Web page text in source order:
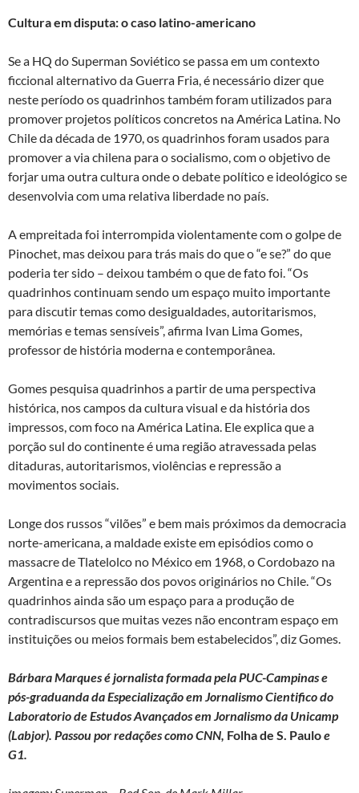
Cultura em disputa: o caso latino-americano
Se a HQ do Superman Soviético se passa em um contexto
ficcional alternativo da Guerra Fria, é necessário dizer que
neste período os quadrinhos também foram utilizados para
promover projetos políticos concretos na América Latina. No
Chile da década de 1970, os quadrinhos foram usados para
promover a via chilena para o socialismo, com o objetivo de
forjar uma outra cultura onde o debate político e ideológico se
desenvolvia com uma relativa liberdade no país.
A empreitada foi interrompida violentamente com o golpe de
Pinochet, mas deixou para trás mais do que o “e se?” do que
poderia ter sido – deixou também o que de fato foi. “Os
quadrinhos continuam sendo um espaço muito importante
para discutir temas como desigualdades, autoritarismos,
memórias e temas sensíveis”, afirma Ivan Lima Gomes,
professor de história moderna e contemporânea.
Gomes pesquisa quadrinhos a partir de uma perspectiva
histórica, nos campos da cultura visual e da história dos
impressos, com foco na América Latina. Ele explica que a
porção sul do continente é uma região atravessada pelas
ditaduras, autoritarismos, violências e repressão a
movimentos sociais.
Longe dos russos “vilões” e bem mais próximos da democracia
norte-americana, a maldade existe em episódios como o
massacre de Tlatelolco no México em 1968, o Cordobazo na
Argentina e a repressão dos povos originários no Chile. “Os
quadrinhos ainda são um espaço para a produção de
contradiscursos que muitas vezes não encontram espaço em
instituições ou meios formais bem estabelecidos”, diz Gomes.
Bárbara Marques é jornalista formada pela PUC-Campinas e
pós-graduanda da Especialização em Jornalismo Cientifico do
Laboratorio de Estudos Avançados em Jornalismo da Unicamp
(Labjor). Passou por redações como CNN, Folha de S. Pauloe
G1.